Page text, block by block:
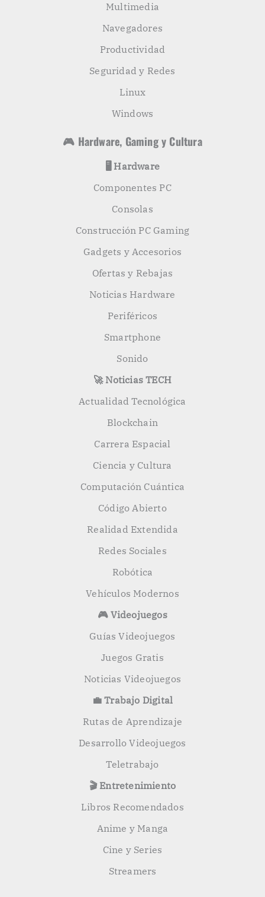
Multimedia
Navegadores
Productividad
Seguridad y Redes
Linux
Windows
🎮 Hardware, Gaming y Cultura
🖥️ Hardware
Componentes PC
Consolas
Construcción PC Gaming
Gadgets y Accesorios
Ofertas y Rebajas
Noticias Hardware
Periféricos
Smartphone
Sonido
🚀 Noticias TECH
Actualidad Tecnológica
Blockchain
Carrera Espacial
Ciencia y Cultura
Computación Cuántica
Código Abierto
Realidad Extendida
Redes Sociales
Robótica
Vehículos Modernos
🎮 Videojuegos
Guías Videojuegos
Juegos Gratis
Noticias Videojuegos
💼 Trabajo Digital
Rutas de Aprendizaje
Desarrollo Videojuegos
Teletrabajo
🎬 Entretenimiento
Libros Recomendados
Anime y Manga
Cine y Series
Streamers